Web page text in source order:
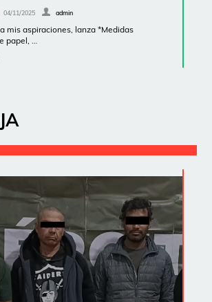
04/11/2025 admin
mis aspiraciones, lanza *Medidas
papel, …